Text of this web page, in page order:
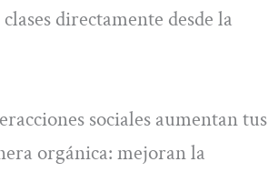
directamente desde la
sociales aumentan tus
orgánica: mejoran la